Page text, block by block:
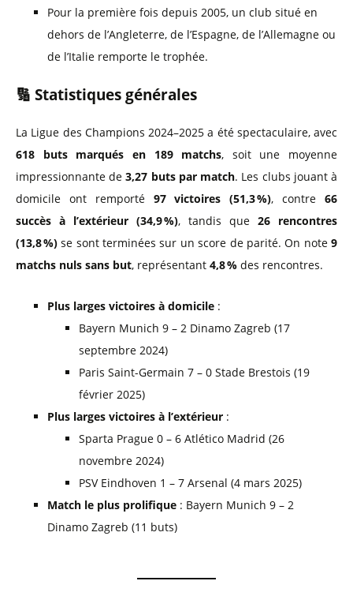
Pour la première fois depuis 2005, un club situé en
dehors de l’Angleterre, de l’Espagne, de l’Allemagne ou
de l’Italie remporte le trophée.
🔢 Statistiques générales
La Ligue des Champions 2024–2025 a été spectaculaire, avec
618 buts marqués en 189 matchs, soit une moyenne
impressionnante de3,27 buts par match. Les clubs jouant à
domicile ont remporté 97 victoires (51,3 %), contre66
succès à l’extérieur (34,9 %), tandis que 26 rencontres
(13,8 %) se sont terminées sur un score de parité. On note 9
matchs nuls sans but, représentant 4,8 % des rencontres.
Plus larges victoires à domicile :
Bayern Munich 9 – 2 Dinamo Zagreb (17
septembre 2024)
Paris Saint-Germain 7 – 0 Stade Brestois (19
février 2025)
Plus larges victoires à l’extérieur :
Sparta Prague 0 – 6 Atlético Madrid (26
novembre 2024)
PSV Eindhoven 1 – 7 Arsenal (4 mars 2025)
Match le plus prolifique : Bayern Munich 9 – 2
Dinamo Zagreb (11 buts)